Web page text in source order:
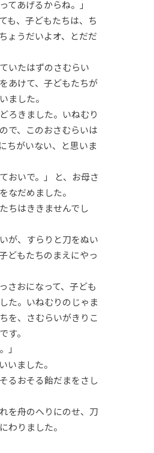
てあげるからね。」
も、子どもたちは、ち
ょうだいよオ、とだだ
いたはずのさむらい
あけて、子どもたちが
ました。
ろきました。いねむり
で、このおさむらいは
ちがいない、と思いま
おいで。」 と、お母さ
なだめました。
ちはききませんでし
が、すらりと刀をぬい
どもたちのまえにやっ
さおになって、子ども
た。いねむりのじゃま
を、さむらいがきりこ
す。
」
いました。
るおそる飴だまをさし
を舟のへりにのせ、刀
わりました。